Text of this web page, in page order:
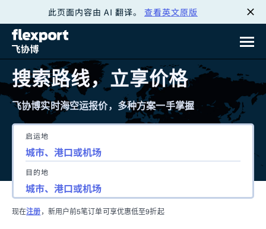
此页面内容由 AI 翻译。 查看英文原版
搜索路线，立享价格
飞协博实时海空运报价，多种方案一手掌握
启运地
目的地
现在注册 ，新用户前5笔订单可享优惠低至9折起